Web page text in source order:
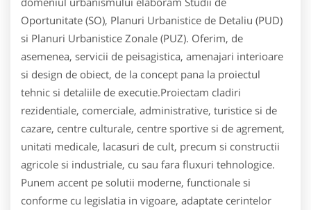
Oportunitate (SO), Planuri Urbanistice de Detaliu (PUD)
si Planuri Urbanistice Zonale (PUZ). Oferim, de
asemenea, servicii de peisagistica, amenajari interioare
si design de obiect, de la concept pana la proiectul
tehnic si detaliile de executie.Proiectam cladiri
rezidentiale, comerciale, administrative, turistice si de
cazare, centre culturale, centre sportive si de agrement,
unitati medicale, lacasuri de cult, precum si constructii
agricole si industriale, cu sau fara fluxuri tehnologice.
Punem accent pe solutii moderne, functionale si
conforme cu legislatia in vigoare, adaptate cerintelor